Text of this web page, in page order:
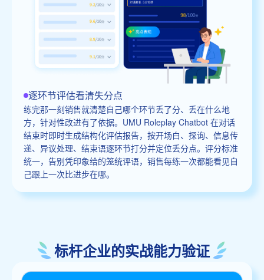
逐环节评估看清失分点
练完那一刻销售就清楚自己哪个环节丢了分、丢在什么地
方，针对性改进有了依据。UMU Roleplay Chatbot 在对话
结束时即时生成结构化评估报告，按开场白、探询、信息传
递、异议处理、结束语逐环节打分并定位丢分点。评分标准
统一，告别凭印象给的笼统评语，销售每练一次都能看见自
己跟上一次比进步在哪。
标杆企业的实战能力验证